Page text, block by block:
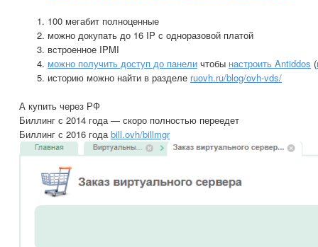
100 мегабит полноценные
можно докупать до 16 IP с одноразовой платой
встроенное IPMI
можно получить доступ до панели чтобы настроить Antiddos (
историю можно найти в разделе ruovh.ru/blog/ovh-vds/
А купить через РФ
Биллинг с 2014 года — скоро полностью переедет
Биллинг с 2016 годаbill.ovh/billmgr